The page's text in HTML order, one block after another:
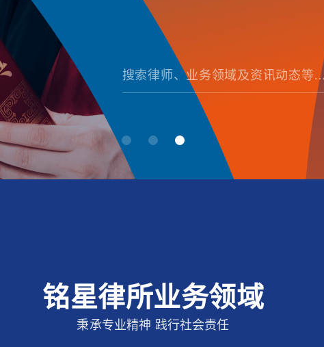
铭星律所业务领域
秉承专业精神 践行社会责任